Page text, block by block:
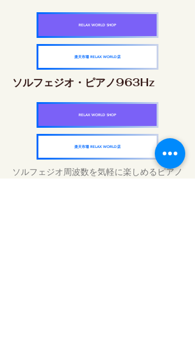
RELAX WORLD SHOP
楽天市場 RELAX WORLD店
ソルフェジオ・ピアノ963Hz
RELAX WORLD SHOP
楽天市場 RELAX WORLD店
ソルフェジオ周波数を気軽に楽しめるピアノ